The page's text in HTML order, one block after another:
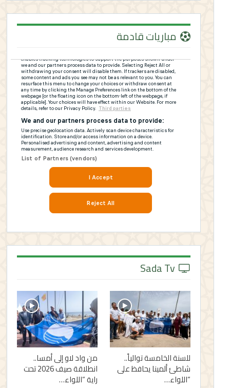
مباريات قادمة
للسنة الخامسة توالياً..
شاطئ ألمينا يحافظ على
“اللواء…
من واد لاو إلى أمسا..
انطلاقة صيف 2026 تحت
راية “اللواء…